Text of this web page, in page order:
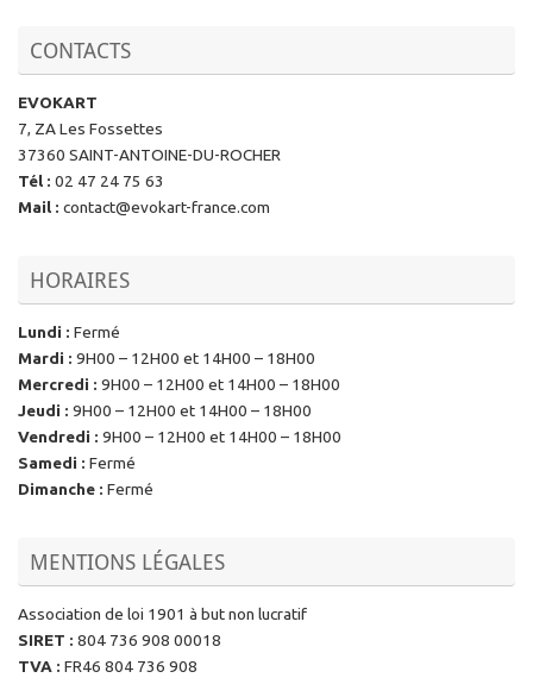
CONTACTS
EVOKART
7, ZA Les Fossettes
37360 SAINT-ANTOINE-DU-ROCHER
Tél : 02 47 24 75 63
Mail : contact@evokart-france.com
HORAIRES
Lundi : Fermé
Mardi : 9H00 – 12H00 et 14H00 – 18H00
Mercredi : 9H00 – 12H00 et 14H00 – 18H00
Jeudi : 9H00 – 12H00 et 14H00 – 18H00
Vendredi : 9H00 – 12H00 et 14H00 – 18H00
Samedi : Fermé
Dimanche : Fermé
MENTIONS LÉGALES
Association de loi 1901 à but non lucratif
SIRET : 804 736 908 00018
TVA : FR46 804 736 908